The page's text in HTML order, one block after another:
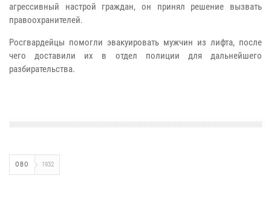
агрессивный настрой граждан, он принял решение вызвать
правоохранителей.
Росгвардейцы помогли эвакуировать мужчин из лифта, после
чего доставили их в отдел полиции для дальнейшего
разбирательства.
ОВО 1932